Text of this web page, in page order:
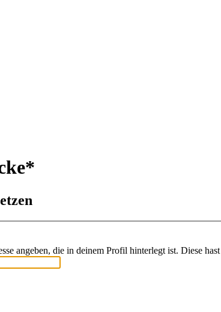
angeben, die in deinem Profil hinterlegt ist. Diese